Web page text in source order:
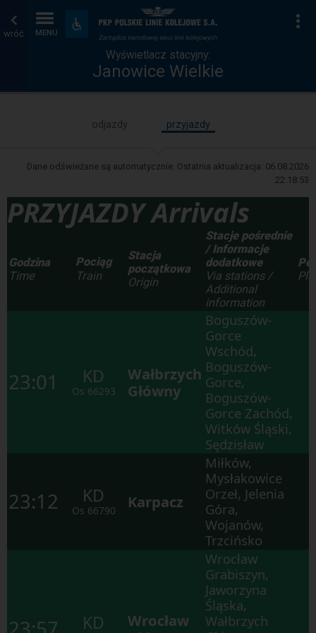
wróć MENU
Dostępność
i
udogodnienia
Wyświetlacz
stacyjny
Strona
główna
Wyświetlacz stacyjny:
Janowice Wielkie
odjazdy przyjazdy
Dane odświeżane są automatycznie. Ostatnia aktualizacja: 06.08.2026
22:18:53
PRZYJAZDY Arrivals
Godzina
Time
Pociąg
Train
Stacja
początkowa
Origin
Stacje pośrednie
/ Informacje
dodatkowe
Via stations /
Additional
information
23:01 KD
Os 66293
Wałbrzych
Główny
Boguszów-
Gorce
Wschód,
Boguszów-
Gorce,
Boguszów-
Gorce Zachód,
Witków Śląski,
Sędzisław
23:12 KD
Os 66790 Karpacz
Miłków,
Mysłakowice
Orzeł, Jelenia
Góra,
Wojanów,
Trzcińsko
KD
Wrocław
Wrocław
Grabiszyn,
Jaworzyna
Śląska,
Wałbrzych